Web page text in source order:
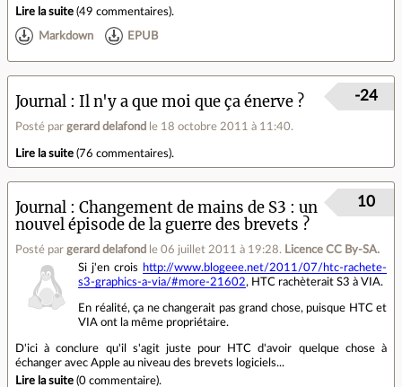
Lire la suite (49 commentaires).
Markdown EPUB
Journal Il n'y a que moi que ça énerve ?
Posté par gerard delafond le 18 octobre 2011 à 11:40.
-24
Lire la suite (76 commentaires).
Journal
Changement de mains de S3 : un
nouvel épisode de la guerre des brevets ?
Posté par gerard delafond le 06 juillet 2011 à 19:28. Licence CC By‑SA.
10
Si j'en crois
http://www.blogeee.net/2011/07/htc-rachete-
s3-graphics-a-via/#more-21602, HTC rachèterait S3 à VIA.
En réalité, ça ne changerait pas grand chose, puisque HTC et
VIA ont la même propriétaire.
D'ici à conclure qu'il s'agit juste pour HTC d'avoir quelque chose à
échanger avec Apple au niveau des brevets logiciels...
Lire la suite (0 commentaire).